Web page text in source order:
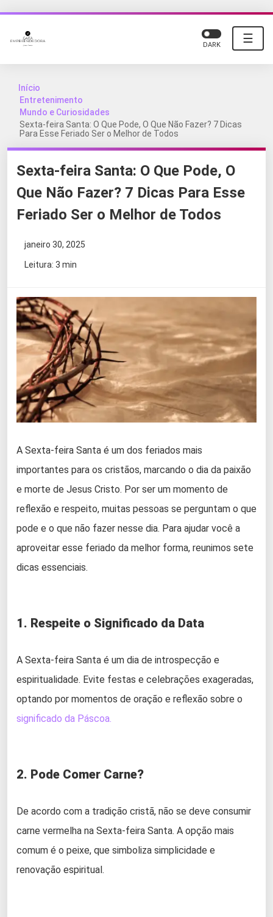
☰
DARK
Início
Entretenimento
Mundo e Curiosidades
Sexta-feira Santa: O Que Pode, O Que Não Fazer? 7 Dicas
Para Esse Feriado Ser o Melhor de Todos
Sexta-feira Santa: O Que Pode, O
Que Não Fazer? 7 Dicas Para Esse
Feriado Ser o Melhor de Todos
janeiro 30, 2025
Leitura: 3 min
A Sexta-feira Santa é um dos feriados mais
importantes para os cristãos, marcando o dia da paixão
e morte de Jesus Cristo. Por ser um momento de
reflexão e respeito, muitas pessoas se perguntam o que
pode e o que não fazer nesse dia. Para ajudar você a
aproveitar esse feriado da melhor forma, reunimos sete
dicas essenciais.
1. Respeite o Significado da Data
A Sexta-feira Santa é um dia de introspecção e
espiritualidade. Evite festas e celebrações exageradas,
optando por momentos de oração e reflexão sobre o
significado da Páscoa.
2. Pode Comer Carne?
De acordo com a tradição cristã, não se deve consumir
carne vermelha na Sexta-feira Santa. A opção mais
comum é o peixe, que simboliza simplicidade e
renovação espiritual.